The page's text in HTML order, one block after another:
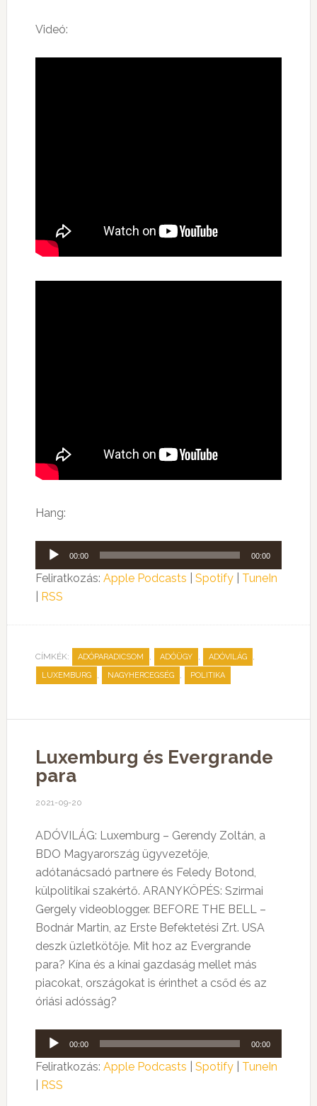
Videó:
Hang:
Audió
lejátszó
00:00 00:00
Feliratkozás: Apple Podcasts Spotify| TuneIn
RSS
CÍMKÉK: ADÓPARADICSOM , ADÓÜGY , ADÓVILÁG ,
LUXEMBURG , NAGYHERCEGSÉG , POLITIKA
Luxemburg és Evergrande
para
2021-09-20
ADÓVILÁG: Luxemburg – Gerendy Zoltán, a
BDO Magyarország ügyvezetője,
adótanácsadó partnere és Feledy Botond,
külpolitikai szakértő. ARANYKÖPÉS: Szirmai
Gergely videoblogger. BEFORE THE BELL –
Bodnár Martin, az Erste Befektetési Zrt. USA
deszk üzletkötője. Mit hoz az Evergrande
para? Kína és a kínai gazdaság mellet más
piacokat, országokat is érinthet a csőd és az
óriási adósság?
Audió
lejátszó
00:00 00:00
Feliratkozás: Apple Podcasts Spotify| TuneIn
RSS